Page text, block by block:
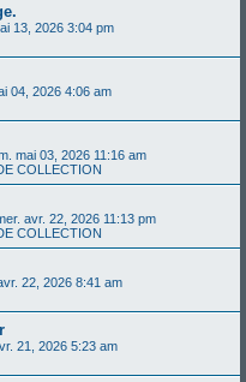
13, 2026 3:04 pm
04, 2026 4:06 am
mai 03, 2026 11:16 am
COLLECTION
avr. 22, 2026 11:13 pm
COLLECTION
22, 2026 8:41 am
21, 2026 5:23 am